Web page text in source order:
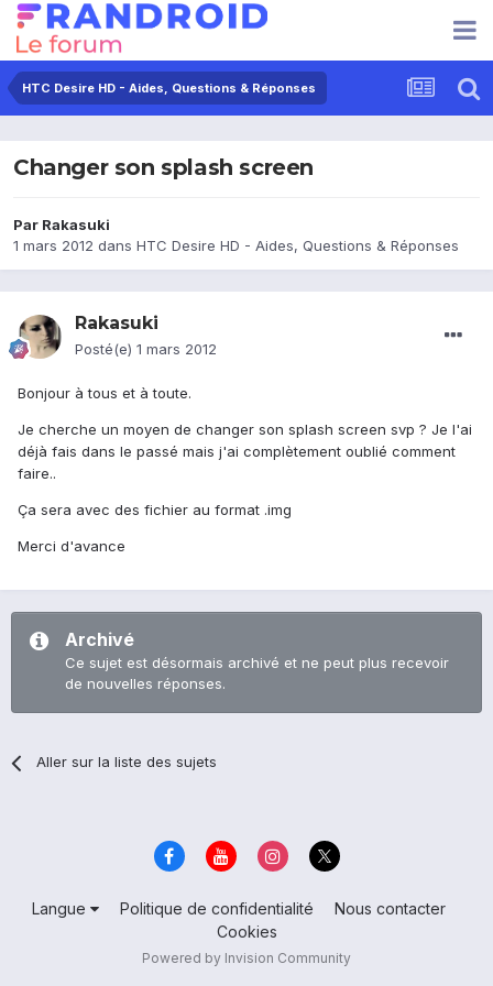
HTC Desire HD - Aides, Questions & Réponses
Changer son splash screen
Par Rakasuki
1 mars 2012 dans HTC Desire HD - Aides, Questions & Réponses
Rakasuki
Posté(e) 1 mars 2012
Bonjour à tous et à toute.
Je cherche un moyen de changer son splash screen svp ? Je l'ai
déjà fais dans le passé mais j'ai complètement oublié comment
faire..
Ça sera avec des fichier au format .img
Merci d'avance
Archivé
Ce sujet est désormais archivé et ne peut plus recevoir
de nouvelles réponses.
Aller sur la liste des sujets
Langue Politique de confidentialité
Nous contacter
Cookies
Powered by Invision Community